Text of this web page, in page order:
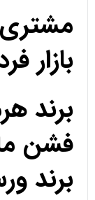
مشتری
بازار
برند
فشن
برند